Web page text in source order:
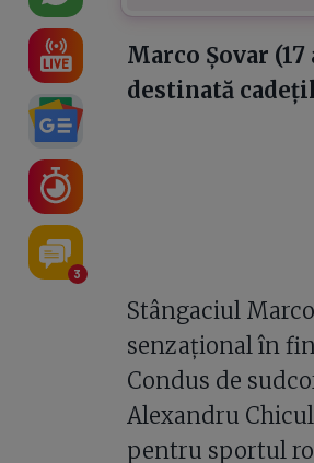
3
Marco Șovar
destinată
Stângaciul
senzațional în
Condus de
Alexandru
pentru sportul